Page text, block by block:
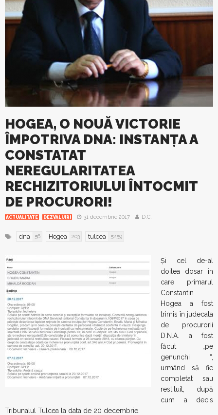
HOGEA, O NOUĂ VICTORIE
ÎMPOTRIVA DNA: INSTANŢA A
CONSTATAT
NEREGULARITATEA
RECHIZITORIULUI ÎNTOCMIT
DE PROCURORI!
ACTUALITATE DEZVALUIRI 31 decembrie 2017 D.C.
dna 56 Hogea 203 tulcea 5259
Şi cel de-al
doilea dosar în
care primarul
Constantin
Hogea a fost
trimis în judecata
de procurorii
D.N.A. a fost
făcut „pe
genunchi “,
urmând să fie
completat sau
restituit, după
cum a decis
Tribunalul Tulcea la data de 20 decembrie.